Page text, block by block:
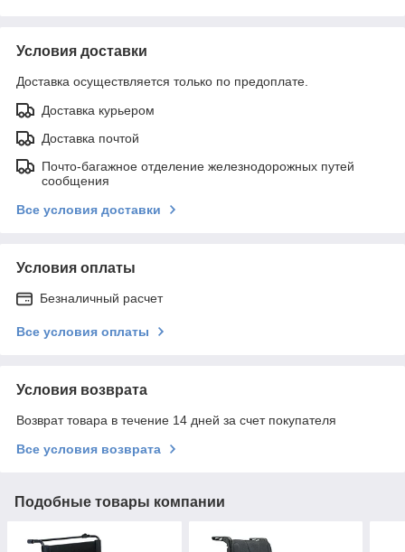
Условия доставки
Доставка осуществляется только по предоплате.
Доставка курьером
Доставка почтой
Почто-багажное отделение железнодорожных путей
сообщения
Все условия доставки
Условия оплаты
Безналичный расчет
Все условия оплаты
Условия возврата
Возврат товара в течение 14 дней за счет покупателя
Все условия возврата
Подобные товары компании